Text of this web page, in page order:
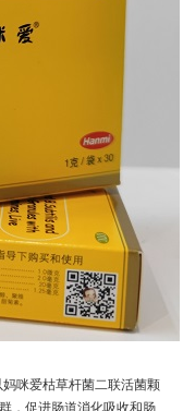
咪爱枯草杆菌二联活菌颗
，促进肠道消化吸收和肠